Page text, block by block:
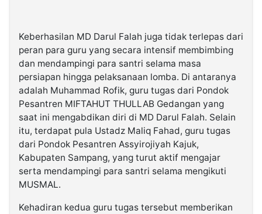
Keberhasilan MD Darul Falah juga tidak terlepas dari
peran para guru yang secara intensif membimbing
dan mendampingi para santri selama masa
persiapan hingga pelaksanaan lomba. Di antaranya
adalah Muhammad Rofik, guru tugas dari Pondok
Pesantren MIFTAHUT THULLAB Gedangan yang
saat ini mengabdikan diri di MD Darul Falah. Selain
itu, terdapat pula Ustadz Maliq Fahad, guru tugas
dari Pondok Pesantren Assyirojiyah Kajuk,
Kabupaten Sampang, yang turut aktif mengajar
serta mendampingi para santri selama mengikuti
MUSMAL.
Kehadiran kedua guru tugas tersebut memberikan